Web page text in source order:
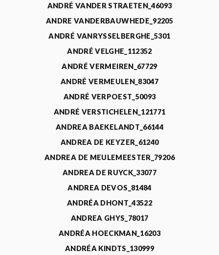
ANDRÉ VANDER STRAETEN_46093
ANDRE VANDERBAUWHEDE_92205
ANDRÉ VANRYSSELBERGHE_5301
ANDRÉ VELGHE_112352
ANDRÉ VERMEIREN_67729
ANDRÉ VERMEULEN_83047
ANDRÉ VERPOEST_50093
ANDRÉ VERSTICHELEN_121771
ANDREA BAEKELANDT_66144
ANDREA DE KEYZER_61240
ANDREA DE MEULEMEESTER_79206
ANDREA DE RUYCK_33077
ANDREA DEVOS_81484
ANDRÉA DHONT_43522
ANDREA GHYS_78017
ANDRÉA HOECKMAN_16203
ANDRÉA KINDTS_130999